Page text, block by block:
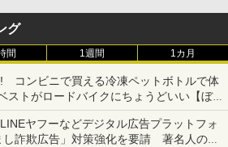
グ
間 1週間 1カ月
コンビニで買える冷凍ペットボトルで体
ストがロードバイクにちょうどいい【ぼっ
14】【空いた時間でなにしてる？】
ヤフーなどデジタル広告プラットフォ
し詐欺広告」対策強化を要請 著名人の写